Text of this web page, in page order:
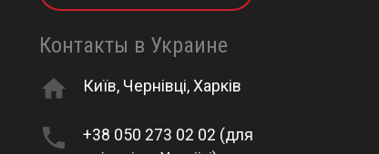
Контакты в Украине
home Київ, Чернівці, Харків
phone
+38 050 273 02 02 (для